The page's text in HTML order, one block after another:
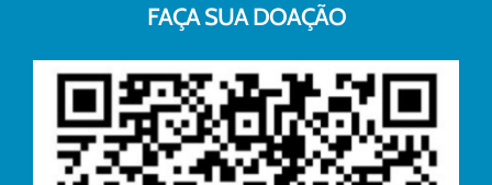
FAÇA SUA DOAÇÃO